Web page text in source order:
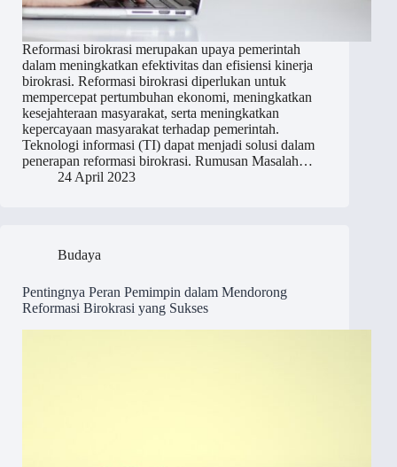
Reformasi birokrasi merupakan upaya pemerintah
dalam meningkatkan efektivitas dan efisiensi kinerja
birokrasi. Reformasi birokrasi diperlukan untuk
mempercepat pertumbuhan ekonomi, meningkatkan
kesejahteraan masyarakat, serta meningkatkan
kepercayaan masyarakat terhadap pemerintah.
Teknologi informasi (TI) dapat menjadi solusi dalam
penerapan reformasi birokrasi. Rumusan Masalah…
24 April 2023
Budaya
Pentingnya Peran Pemimpin dalam Mendorong
Reformasi Birokrasi yang Sukses